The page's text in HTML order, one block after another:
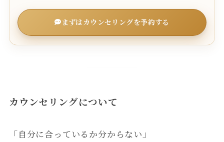
まずはカウンセリングを予約する
カウンセリングについて
「自分に合っているか分からない」